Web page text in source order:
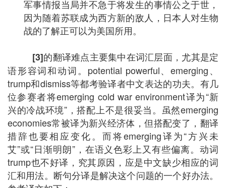
军事情报当局并不急于将发生的事情公之于世，
因为随着苏联成为西方新的敌人，日本人对生物
战的了解正可以为美国所用。
[3]的翻译难点主要集中在词汇层面，尤其是定
语形容词和动词。potential powerful、emerging、
trump和dismiss等都考验译者中文表达的功夫。有几
位参赛者将emerging cold war environment译为“新
兴的冷战环境”，搭配上不是很妥当。虽然emerging
economies常被译为新兴经济体，但搭配变了，翻译
措辞也要相应变化。而将emerging译为“方兴未
艾”或“日渐明朗”，在语义色彩上又有些偏离。动词
trump也不好译，究其原因，应是中文缺少相应的词
汇和用法。断句分译是解决这个问题的一个好办法。